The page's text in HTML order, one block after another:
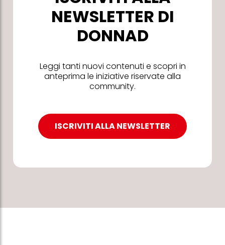
NEWSLETTER DI
DONNAD
Leggi tanti nuovi contenuti e scopri in
anteprima le iniziative riservate alla
community.
ISCRIVITI ALLA NEWSLETTER